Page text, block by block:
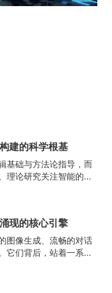
建的科学根基
基础与方法论指导，而
理论研究关注智能的...
现的核心引擎
图像生成、流畅的对话
它们背后，站着一系...